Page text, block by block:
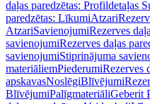
daļas paredzētas: Profildetaļas
paredzētas: LīkumiAtzari
AtzariSavienojumiRezerves
savienojumiRezerves daļas
savienojumiStiprinājuma
materiāliemPiederumiRezerves
apskavasNoslēgiBlīvējumi
BlīvējumiPalīgmateriāliGeberit